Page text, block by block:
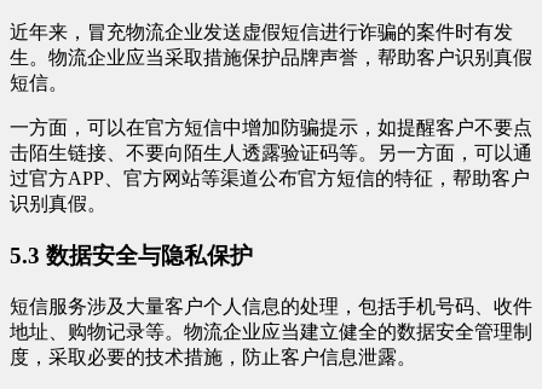
近年来，冒充物流企业发送虚假短信进行诈骗的案件时有发
生。物流企业应当采取措施保护品牌声誉，帮助客户识别真假
短信。
一方面，可以在官方短信中增加防骗提示，如提醒客户不要点
击陌生链接、不要向陌生人透露验证码等。另一方面，可以通
过官方APP、官方网站等渠道公布官方短信的特征，帮助客户
识别真假。
5.3 数据安全与隐私保护
短信服务涉及大量客户个人信息的处理，包括手机号码、收件
地址、购物记录等。物流企业应当建立健全的数据安全管理制
度，采取必要的技术措施，防止客户信息泄露。